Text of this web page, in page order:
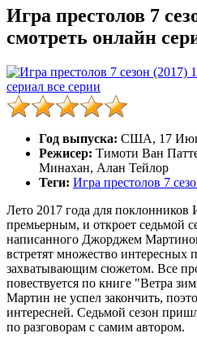
Игра престолов 7
смотреть онлайн
Год выпуска: США, 17
Режисер: Тимоти Ван
Минахан, Алан Тейлор
Теги: Игра престолов 7
Лето 2017 года для поклонников
премьерным, и откроет седьмой
написанного Джорджем
встретят множество интересных
захватывающим сюжетом. Все
повествуется по книге "Ветра
Мартин не успел закончить,
интересней. Седьмой сезон
по разговорам с самим автором.